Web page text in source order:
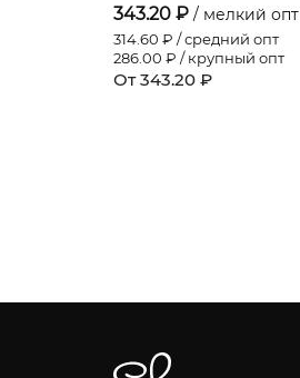
343.20 ₽ / мелкий опт
314.60 ₽ / средний опт
286.00 ₽ / крупный опт
От 343.20 ₽